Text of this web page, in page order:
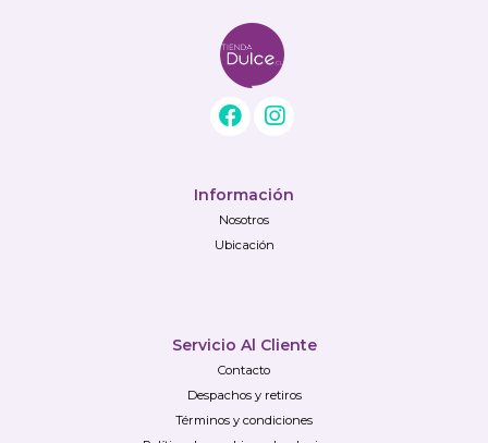
Información
Nosotros
Ubicación
Servicio Al Cliente
Contacto
Despachos y retiros
Términos y condiciones